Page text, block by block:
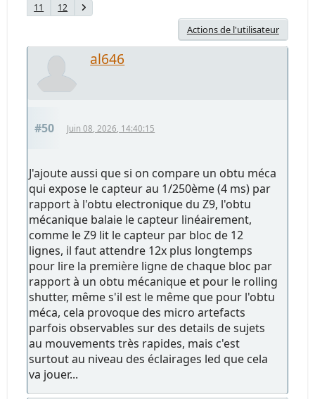
11
12
Actions de l'utilisateur
al646
#50 Juin 08, 2026, 14:40:15
J'ajoute aussi que si on compare un obtu méca
qui expose le capteur au 1/250ème (4 ms) par
rapport à l'obtu electronique du Z9, l'obtu
mécanique balaie le capteur linéairement,
comme le Z9 lit le capteur par bloc de 12
lignes, il faut attendre 12x plus longtemps
pour lire la première ligne de chaque bloc par
rapport à un obtu mécanique et pour le rolling
shutter, même s'il est le même que pour l'obtu
méca, cela provoque des micro artefacts
parfois observables sur des details de sujets
au mouvements très rapides, mais c'est
surtout au niveau des éclairages led que cela
va jouer...